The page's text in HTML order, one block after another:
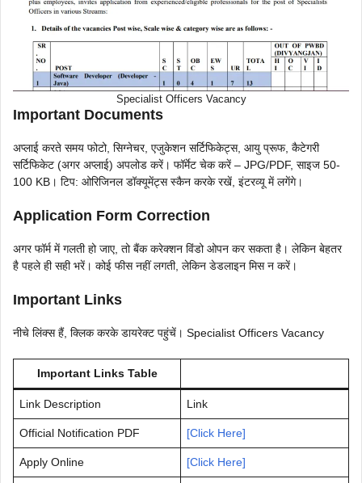
Specialist Officers Vacancy
Important Documents
अप्लाई करते समय फोटो, सिग्नेचर, एजुकेशन सर्टिफिकेट्स, आयु प्रूफ, कैटेगरी
सर्टिफिकेट (अगर अप्लाई) अपलोड करें। फॉर्मेट चेक करें – JPG/PDF, साइज 50-
100 KB। टिप: ओरिजिनल डॉक्यूमेंट्स स्कैन करके रखें, इंटरव्यू में लगेंगे।
Application Form Correction
अगर फॉर्म में गलती हो जाए, तो बैंक करेक्शन विंडो ओपन कर सकता है। लेकिन बेहतर
है पहले ही सही भरें। कोई फीस नहीं लगती, लेकिन डेडलाइन मिस न करें।
Important Links
नीचे लिंक्स हैं, क्लिक करके डायरेक्ट पहुंचें। Specialist Officers Vacancy
Important Links Table
Link Description Link
Official Notification PDF [Click Here]
Apply Online [Click Here]